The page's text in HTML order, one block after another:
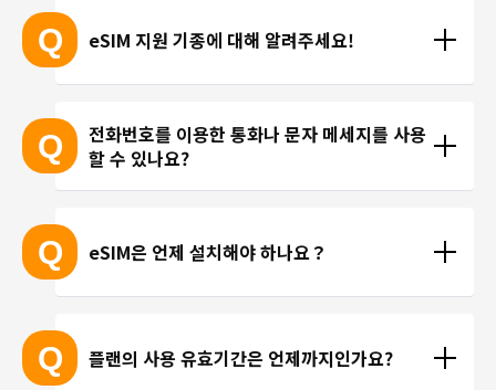
Q eSIM 지원 기종에 대해 알려주세요!
※ eSIM 지원 기기가 계속 출시되고 있기 때문에 최신
기기는 목록에 포함되지 않을 수 있습니다.
※ 고객님의 기기가 eSIM을 지원하는지 여부에 대해
서는 개별 문의를 통해 확인해 드리지 않습니다.
Q
전화번호를 이용한 통화나 문자 메세지를 사용
할 수 있나요?
고 있지 않습니다. 카카오톡, 인스타그램 등 인터넷 회
선을 이용한 통화를 이용해 주시기 바랍니다.
Q eSIM은 언제 설치해야 하나요？
하셔도 괜찮습니다. 현지 공항의 와이파이 속도가 걱
정되시는 분들은 국내에서 설치 및 설정을 완료하고,
Q 플랜의 사용 유효기간은 언제까지인가요?